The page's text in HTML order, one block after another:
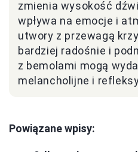
zmienia wysokość
wpływa na emocje i
utwory z przewagą
bardziej radośnie i
z bemolami mogą
melancholijne i
Powiązane wpisy: